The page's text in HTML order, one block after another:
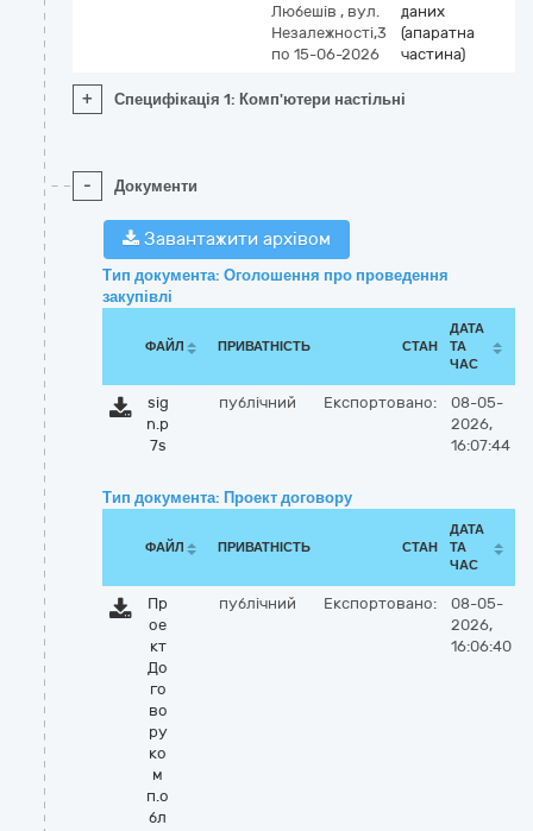
Любешів , вул.
Незалежності,3
по 15-06-2026
даних
(апаратна
частина)
+ Специфікація 1: Комп'ютери настільні
- Документи
Завантажити архівом
Тип документа: Оголошення про проведення
закупівлі
ФАЙЛ ПРИВАТНІСТЬ СТАН
ДАТА
ТА
ЧАС
sig
n.p
7s
публічний Експортовано:
08-05-
2026,
16:07:44
Тип документа: Проект договору
ФАЙЛ ПРИВАТНІСТЬ СТАН
ДАТА
ТА
ЧАС
Пр
ое
кт
До
го
во
ру
ко
м
п.о
бл
публічний Експортовано:
08-05-
2026,
16:06:40